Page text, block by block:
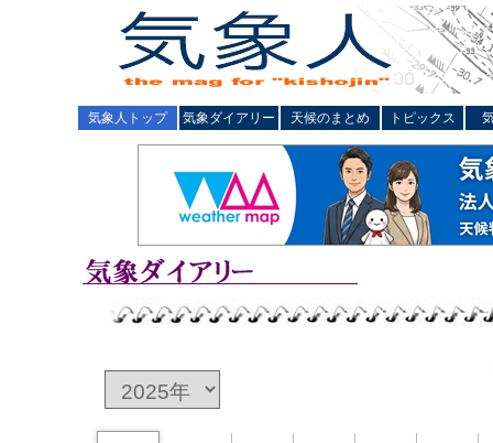
気象人トップ 気象ダイアリー 天候のまとめ トピックス